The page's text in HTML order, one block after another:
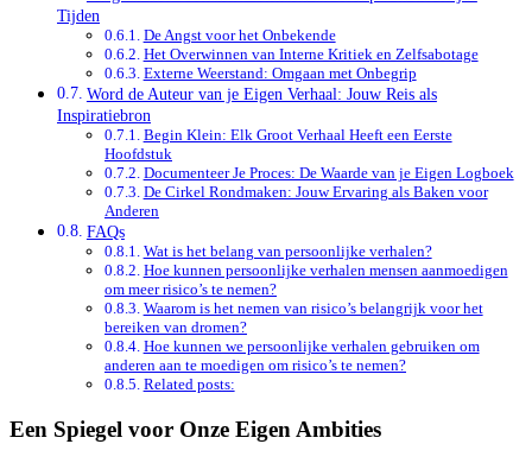
Tijden
De Angst voor het Onbekende
Het Overwinnen van Interne Kritiek en Zelfsabotage
Externe Weerstand: Omgaan met Onbegrip
Word de Auteur van je Eigen Verhaal: Jouw Reis als
Inspiratiebron
Begin Klein: Elk Groot Verhaal Heeft een Eerste
Hoofdstuk
Documenteer Je Proces: De Waarde van je Eigen Logboek
De Cirkel Rondmaken: Jouw Ervaring als Baken voor
Anderen
FAQs
Wat is het belang van persoonlijke verhalen?
Hoe kunnen persoonlijke verhalen mensen aanmoedigen
om meer risico’s te nemen?
Waarom is het nemen van risico’s belangrijk voor het
bereiken van dromen?
Hoe kunnen we persoonlijke verhalen gebruiken om
anderen aan te moedigen om risico’s te nemen?
Related posts:
Een Spiegel voor Onze Eigen Ambities